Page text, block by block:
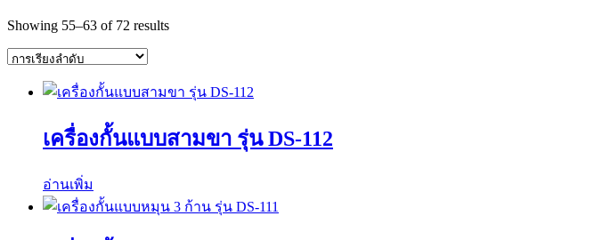
Showing 55–63 of 72 results
เครื่องกั้นแบบสามขา รุ่น DS-112
อ่านเพิ่ม